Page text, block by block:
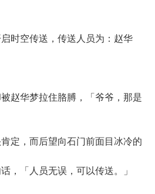
空传送，传送人员为：赵华
华梦拉住胳膊，「爷爷，那是
，而后望向石门前面目冰冷的
，「人员无误，可以传送。」